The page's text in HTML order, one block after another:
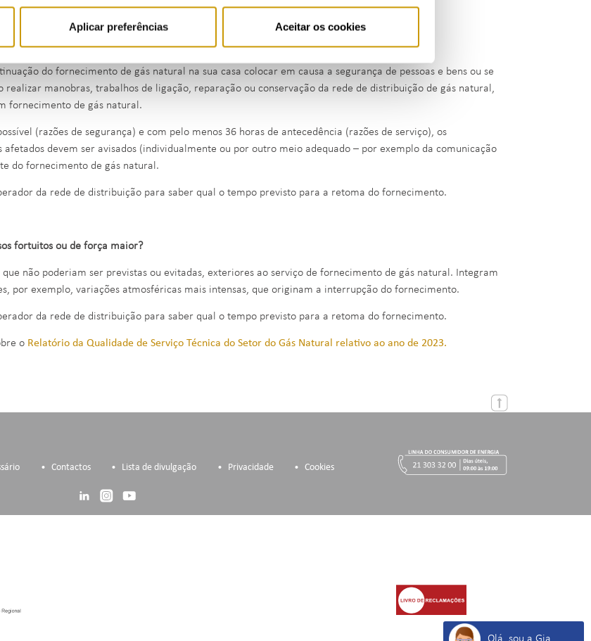
Aplicar preferências Aceitar os cookies
Olá, sou a Gia
pode ser cortado por razões de segurança ou de serviço?
do fornecimento de gás natural na sua casa colocar em causa a segurança de pessoas e bens ou se
realizar manobras, trabalhos de ligação, reparação ou conservação da rede de distribuição de gás natural,
fornecimento de gás natural.
(razões de segurança) e com pelo menos 36 horas de antecedência (razões de serviço), os
afetados devem ser avisados (individualmente ou por outro meio adequado – por exemplo da comunicação
do fornecimento de gás natural.
da rede de distribuição para saber qual o tempo previsto para a retoma do fornecimento.
fortuitos ou de força maior?
que não poderiam ser previstas ou evitadas, exteriores ao serviço de fornecimento de gás natural. Integram
por exemplo, variações atmosféricas mais intensas, que originam a interrupção do fornecimento.
da rede de distribuição para saber qual o tempo previsto para a retoma do fornecimento.
o Relatório da Qualidade de Serviço Técnica do Setor do Gás Natural relativo ao ano de 2023.
Contactos Lista de divulgação Privacidade Cookies